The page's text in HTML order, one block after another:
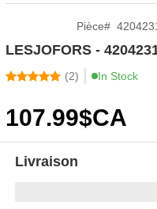
Pièce#
LESJOFORS -
(2) In Stock
107.99$CA
Livraison